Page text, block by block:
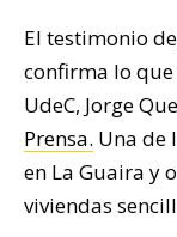
El testimonio
confirma lo
UdeC, Jorge
Prensa. Una de
en La Guaira y
viviendas